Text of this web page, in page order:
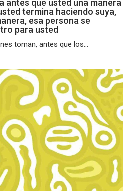
antes que usted una manera
termina haciendo suya,
esa persona se
para usted
toman, antes que los...